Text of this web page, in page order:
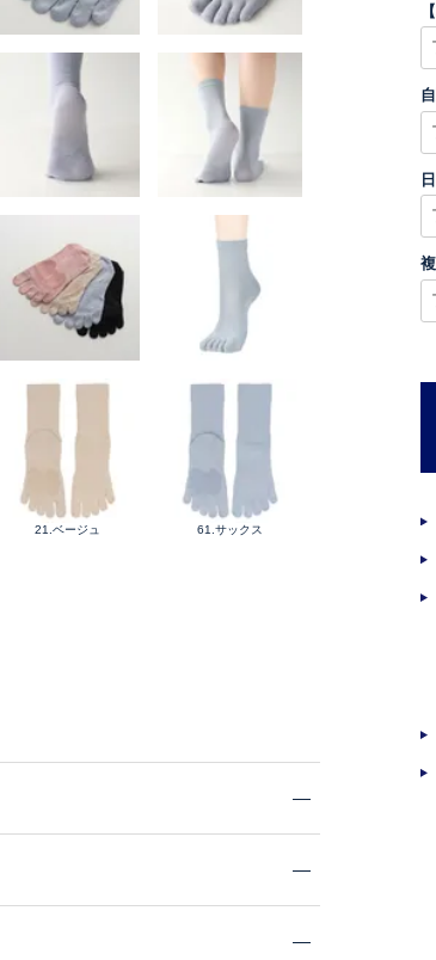
21.ベージュ 61.サックス